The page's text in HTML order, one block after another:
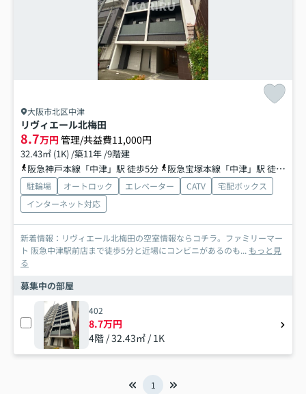
大阪市北区中津
リヴィエール北梅田
8.7万円 管理/共益費11,000円
32.43㎡ (1K) /築11年 /9階建
阪急神戸本線「中津」駅 徒歩5分
阪急宝塚本線「中津」駅 徒歩5分
駐輪場 オートロック エレベーター CATV
宅配ボックス
インターネット対応
新着情報：リヴィエール北梅田の空室情報ならコチラ。ファミリーマー
ト 阪急中津駅前店まで徒歩5分と近場にコンビニがあるのも... もっと見
る
募集中の部屋
402
8.7万円
4階 / 32.43㎡ / 1K
1